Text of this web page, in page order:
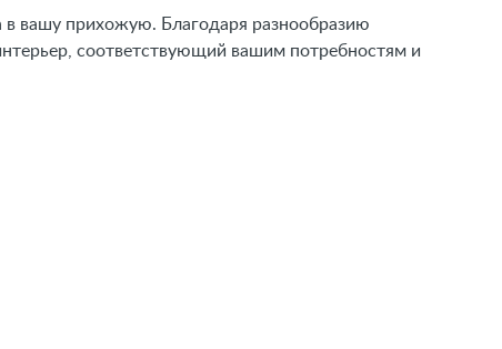
вашу прихожую. Благодаря разнообразию
соответствующий вашим потребностям и